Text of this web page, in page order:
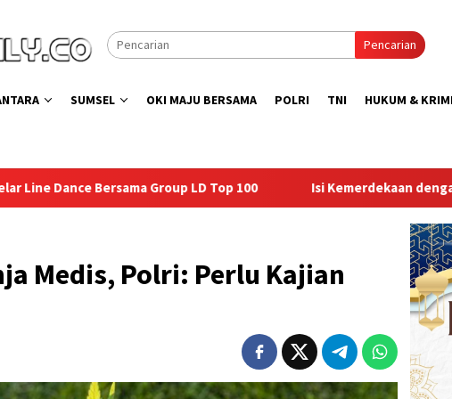
Pencarian
SUMSEL OKI MAJU BERSAMA POLRI TNI HUKUM &
LD Top 100 Isi Kemerdekaan dengan Kepedulian, Lapas
Medis, Polri: Perlu Kajian